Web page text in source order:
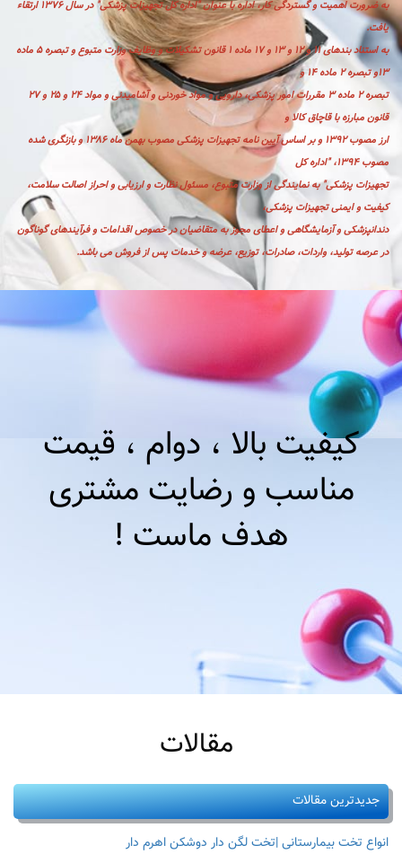
به ضرورت اهمیت و گستردگی کار، اداره با عنوان "اداره کل تجهیزات پزشکی" در سال ۱۳۷۶ ارتقاء
یافت.
به استناد بندهای ۱۱ و ۱۲ و ۱۳ و ۱۷ ماده ۱ قانون تشکیلات و وظایف وزارت متبوع و تبصره ۵ ماده
۱۳و تبصره ۲ ماده ۱۴ و
تبصره ۲ ماده ۳ مقررات امور پزشکی، دارویی و مواد خوردنی و آشامیدنی و مواد ۲۴ و ۲۵ و ۲۷
قانون مبارزه با قاچاق کالا و
ارز مصوب ۱۳۹۲ و بر اساس آیین نامه تجهیزات پزشکی مصوب بهمن ماه ۱۳۸۶ و بازنگری شده
مصوب ۱۳۹۴، "اداره کل
تجهیزات پزشکی" به نمایندگی از وزارت متبوع، مسئول نظارت و ارزیابی و احراز اصالت سلامت،
کیفیت و ایمنی تجهیزات پزشکی،
دندانپزشکی و آزمایشگاهی و اعطای مجوز به متقاضیان در خصوص اقدامات و فرآیندهای گوناگون
در عرصه تولید، واردات، صادرات، توزیع، عرضه و خدمات پس از فروش می باشد.
کیفیت بالا ، دوام ، قیمت
مناسب و رضایت مشتری
هدف ماست !
مقالات
جدیدترین مقالات
انواع تخت بیمارستانی |تخت لگن دار دوشکن اهرم دار